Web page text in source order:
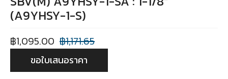
(A9YHSY-1-S)
฿1,171.65
฿1,095.00
ขอใบเสนอราคา